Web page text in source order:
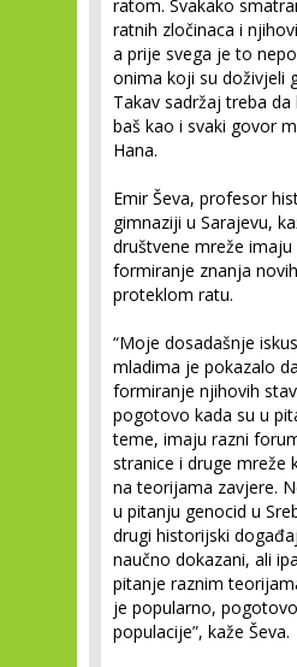
ratom. Svakako
ratnih zločinaca i
a prije svega je to
onima koji su doživjeli
Takav sadržaj treba
baš kao i svaki govor
Hana.
Emir Ševa, profesor
gimnaziji u Sarajevu,
društvene mreže imaju
formiranje znanja
proteklom ratu.
“Moje dosadašnje
mladima je pokazalo
formiranje njihovih
pogotovo kada su u
teme, imaju razni
stranice i druge mreže
na teorijama zavjere.
u pitanju genocid u
drugi historijski
naučno dokazani, ali
pitanje raznim
je popularno,
populacije”, kaže Ševa.